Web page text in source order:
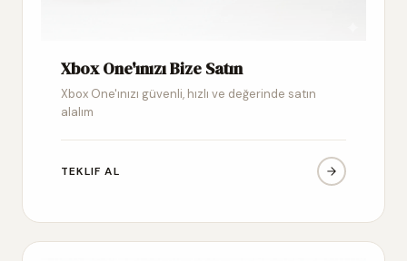
Xbox One'ınızı Bize Satın
Xbox One'ınızı güvenli, hızlı ve değerinde satın
alalım
TEKLIF AL